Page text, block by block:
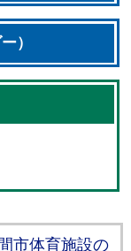
）
市体育施設の